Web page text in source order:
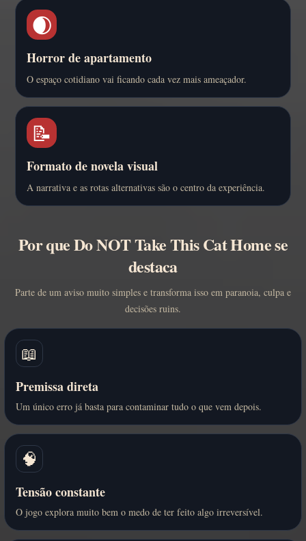
🌒
Horror de apartamento
O espaço cotidiano vai ficando cada vez mais ameaçador.
📝
Formato de novela visual
A narrativa e as rotas alternativas são o centro da experiência.
Por que Do NOT Take This Cat Home se
destaca
Parte de um aviso muito simples e transforma isso em paranoia, culpa e
decisões ruins.
📖
Premissa direta
Um único erro já basta para contaminar tudo o que vem depois.
🧠
Tensão constante
O jogo explora muito bem o medo de ter feito algo irreversível.